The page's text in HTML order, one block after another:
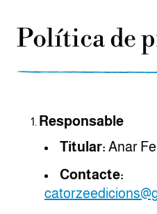
Política de
Responsable
Titular: Anar
Contacte: